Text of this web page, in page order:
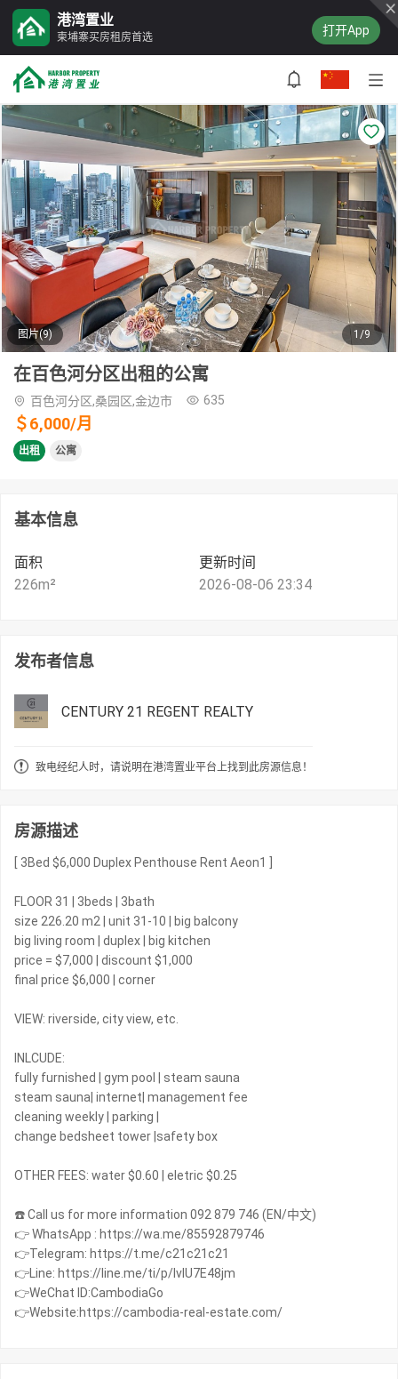
港湾置业
柬埔寨买房租房首选 打开App
图片(9) 1/9
在百色河分区出租的公寓
百色河分区,桑园区,金边市 635
＄6,000/月
出租 公寓
基本信息
面积
226m²
更新时间
2026-08-06 23:34
发布者信息
CENTURY 21 REGENT REALTY
致电经纪人时，请说明在港湾置业平台上找到此房源信息！
房源描述
[ 3Bed $6,000 Duplex Penthouse Rent Aeon1 ]
FLOOR 31 | 3beds | 3bath
size 226.20 m2 | unit 31-10 | big balcony
big living room | duplex | big kitchen
price = $7,000 | discount $1,000
final price $6,000 | corner
VIEW: riverside, city view, etc.
INLCUDE:
fully furnished | gym pool | steam sauna
steam sauna| internet| management fee
cleaning weekly | parking |
change bedsheet tower |safety box
OTHER FEES: water $0.60 | eletric $0.25
☎️ Call us for more information 092 879 746 (EN/中文)
👉 WhatsApp : https://wa.me/85592879746
👉Telegram: https://t.me/c21c21c21
👉Line: https://line.me/ti/p/IvIU7E48jm
👉WeChat ID:CambodiaGo
👉Website:https://cambodia-real-estate.com/